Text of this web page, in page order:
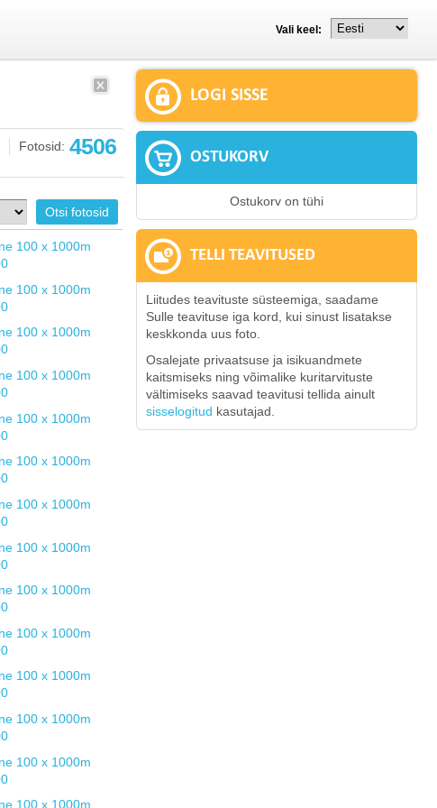
Vali keel:
Fotosid: 4506
LOGI SISSE
OSTUKORV
Ostukorv on tühi
TELLI TEAVITUSED
Liitudes teavituste süsteemiga, saadame
Sulle teavituse iga kord, kui sinust lisatakse
keskkonda uus foto.
Osalejate privaatsuse ja isikuandmete
kaitsmiseks ning võimalike kuritarvituste
vältimiseks saavad teavitusi tellida ainult
sisselogitud kasutajad.